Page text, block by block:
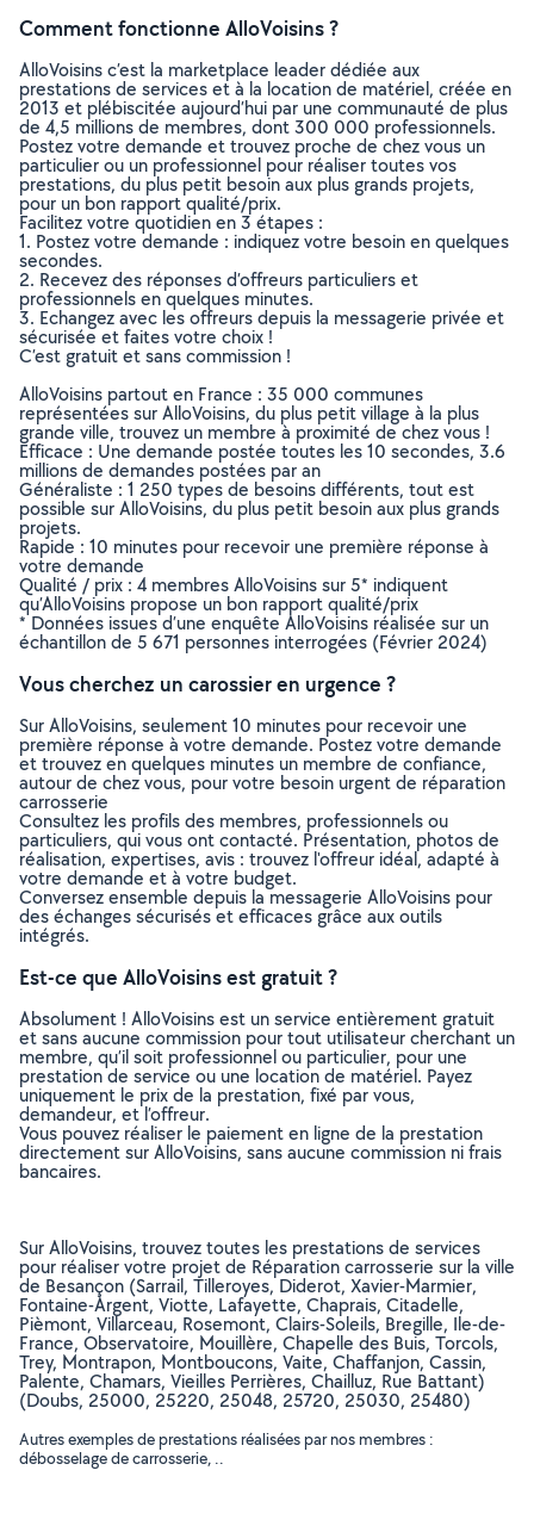
Comment fonctionne AlloVoisins ?
AlloVoisins c’est la marketplace leader dédiée aux
prestations de services et à la location de matériel, créée en
2013 et plébiscitée aujourd’hui par une communauté de plus
de 4,5 millions de membres, dont 300 000 professionnels.
Postez votre demande et trouvez proche de chez vous un
particulier ou un professionnel pour réaliser toutes vos
prestations, du plus petit besoin aux plus grands projets,
pour un bon rapport qualité/prix.
Facilitez votre quotidien en 3 étapes :
1. Postez votre demande : indiquez votre besoin en quelques
secondes.
2. Recevez des réponses d’offreurs particuliers et
professionnels en quelques minutes.
3. Echangez avec les offreurs depuis la messagerie privée et
sécurisée et faites votre choix !
C’est gratuit et sans commission !
AlloVoisins partout en France : 35 000 communes
représentées sur AlloVoisins, du plus petit village à la plus
grande ville, trouvez un membre à proximité de chez vous !
Efficace : Une demande postée toutes les 10 secondes, 3.6
millions de demandes postées par an
Généraliste : 1 250 types de besoins différents, tout est
possible sur AlloVoisins, du plus petit besoin aux plus grands
projets.
Rapide : 10 minutes pour recevoir une première réponse à
votre demande
Qualité / prix : 4 membres AlloVoisins sur 5* indiquent
qu’AlloVoisins propose un bon rapport qualité/prix
* Données issues d’une enquête AlloVoisins réalisée sur un
échantillon de 5 671 personnes interrogées (Février 2024)
Vous cherchez un carossier en urgence ?
Sur AlloVoisins, seulement 10 minutes pour recevoir une
première réponse à votre demande. Postez votre demande
et trouvez en quelques minutes un membre de confiance,
autour de chez vous, pour votre besoin urgent de réparation
carrosserie
Consultez les profils des membres, professionnels ou
particuliers, qui vous ont contacté. Présentation, photos de
réalisation, expertises, avis : trouvez l'offreur idéal, adapté à
votre demande et à votre budget.
Conversez ensemble depuis la messagerie AlloVoisins pour
des échanges sécurisés et efficaces grâce aux outils
intégrés.
Est-ce que AlloVoisins est gratuit ?
Absolument ! AlloVoisins est un service entièrement gratuit
et sans aucune commission pour tout utilisateur cherchant un
membre, qu’il soit professionnel ou particulier, pour une
prestation de service ou une location de matériel. Payez
uniquement le prix de la prestation, fixé par vous,
demandeur, et l’offreur.
Vous pouvez réaliser le paiement en ligne de la prestation
directement sur AlloVoisins, sans aucune commission ni frais
bancaires.
Sur AlloVoisins, trouvez toutes les prestations de services
pour réaliser votre projet de Réparation carrosserie sur la ville
de Besançon (Sarrail, Tilleroyes, Diderot, Xavier-Marmier,
Fontaine-Argent, Viotte, Lafayette, Chaprais, Citadelle,
Pièmont, Villarceau, Rosemont, Clairs-Soleils, Bregille, Ile-de-
France, Observatoire, Mouillère, Chapelle des Buis, Torcols,
Trey, Montrapon, Montboucons, Vaite, Chaffanjon, Cassin,
Palente, Chamars, Vieilles Perrières, Chailluz, Rue Battant)
(Doubs, 25000, 25220, 25048, 25720, 25030, 25480)
Autres exemples de prestations réalisées par nos membres :
débosselage de carrosserie, ..